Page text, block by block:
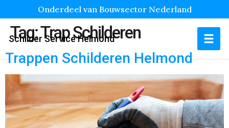
Onderdeel van Bouwsector Nederland
Schilder Service Helmond
Tag:Trap Schilderen
Trappen Schilderen Helmond